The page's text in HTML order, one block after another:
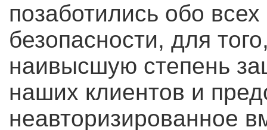
позаботились обо
безопасности, для
наивысшую степень
наших клиентов и
неавторизированное